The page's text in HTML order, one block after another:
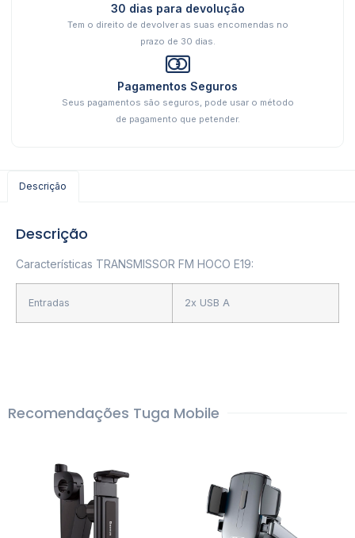
30 dias para devolução
Tem o direito de devolver as suas encomendas no
prazo de 30 dias.
Pagamentos Seguros
Seus pagamentos são seguros, pode usar o método
de pagamento que petender.
Descrição
Descrição
Características TRANSMISSOR FM HOCO E19:
Entradas 2x USB A
Recomendações Tuga Mobile